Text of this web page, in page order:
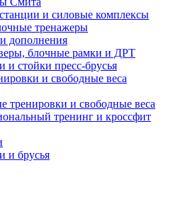
и силовые комплексы
тренажеры
дополнения
блочные рамки и ДРТ
и стойки пресс-брусья
и свободные веса
тренировки и свободные веса
тренинг и кроссфит
и брусья